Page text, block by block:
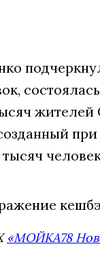
«МОЙКА78